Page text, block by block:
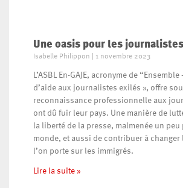
Une oasis pour les
Isabelle Philippon 1 novembre 2023
L’ASBL En-GAJE, acronyme de
d’aide aux journalistes exilés », offre
reconnaissance professionnelle aux
ont dû fuir leur pays. Une manière de
la liberté de la presse, malmenée un
monde, et aussi de contribuer à changer
l’on porte sur les immigrés.
Lire la suite »